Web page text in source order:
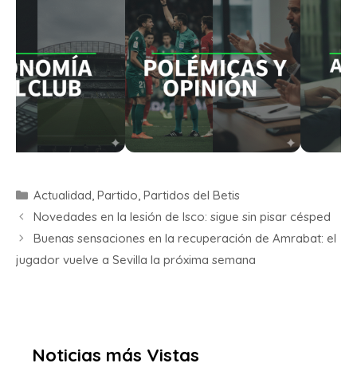
Actualidad, Partido, Partidos del Betis
Novedades en la lesión de Isco: sigue sin pisar césped
Buenas sensaciones en la recuperación de Amrabat: el
jugador vuelve a Sevilla la próxima semana
Noticias más Vistas